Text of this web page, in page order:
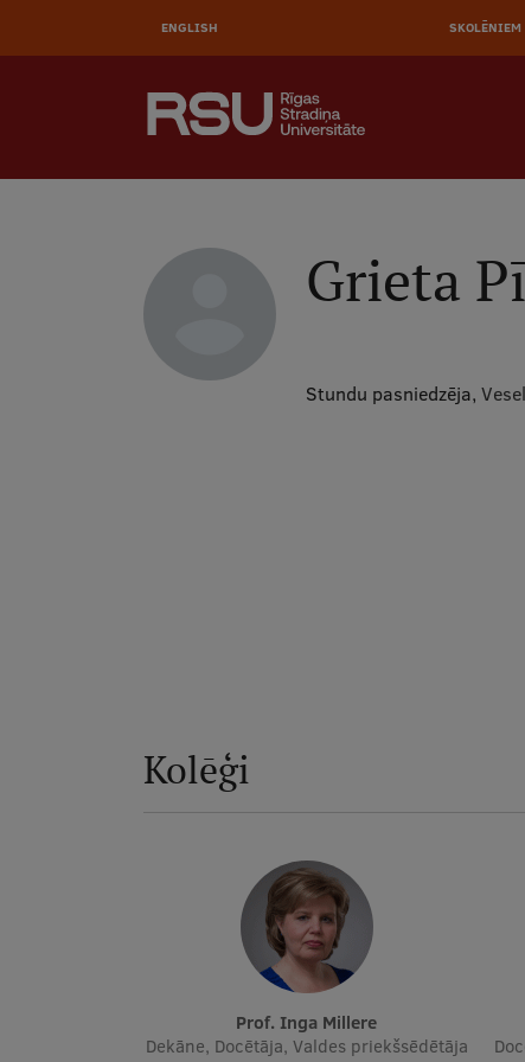
ENGLISH SKOLĒNIEM
Grieta
Stundu pasniedzēja,
Kolēģi
Prof. Inga Millere
Dekāne, Docētāja, Valdes priekšsēdētāja